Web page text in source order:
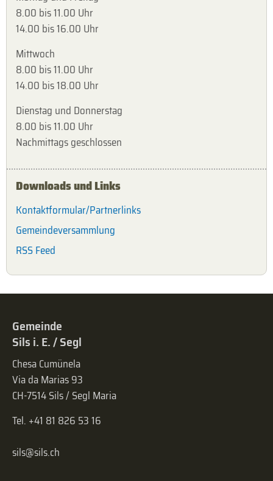
8.00 bis 11.00 Uhr
14.00 bis 16.00 Uhr
Mittwoch
8.00 bis 11.00 Uhr
14.00 bis 18.00 Uhr
Dienstag und Donnerstag
8.00 bis 11.00 Uhr
Nachmittags geschlossen
Downloads und Links
Kontaktformular/Partnerlinks
Gemeindeversammlung
RSS Feed
Gemeinde
Sils i. E. / Segl
Chesa Cumünela
Via da Marias 93
CH-7514 Sils / Segl Maria
Tel. +41 81 826 53 16
sils@sils.ch